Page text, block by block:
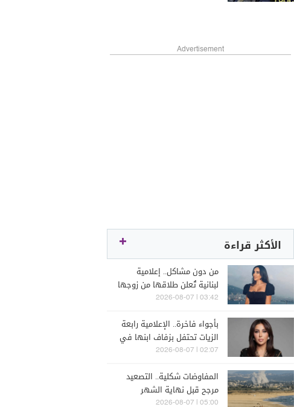
Advertisement
الأكثر قراءة
من دون مشاكل.. إعلامية
لبنانية تُعلن طلاقها من زوجها
رجل الأعمال
03:42 | 2026-08-07
بأجواء فاخرة.. الإعلامية رابعة
الزيات تحتفل بزفاف ابنها في
البترون (فيديو)
02:07 | 2026-08-07
المفاوضات شكلية.. التصعيد
مرجح قبل نهاية الشهر
05:00 | 2026-08-07